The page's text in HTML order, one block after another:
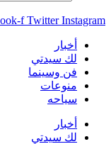
f Twitter Instagram
أخبار
لك سيدتي
فن وسينما
منوعات
سياحه
أخبار
لك سيدتي